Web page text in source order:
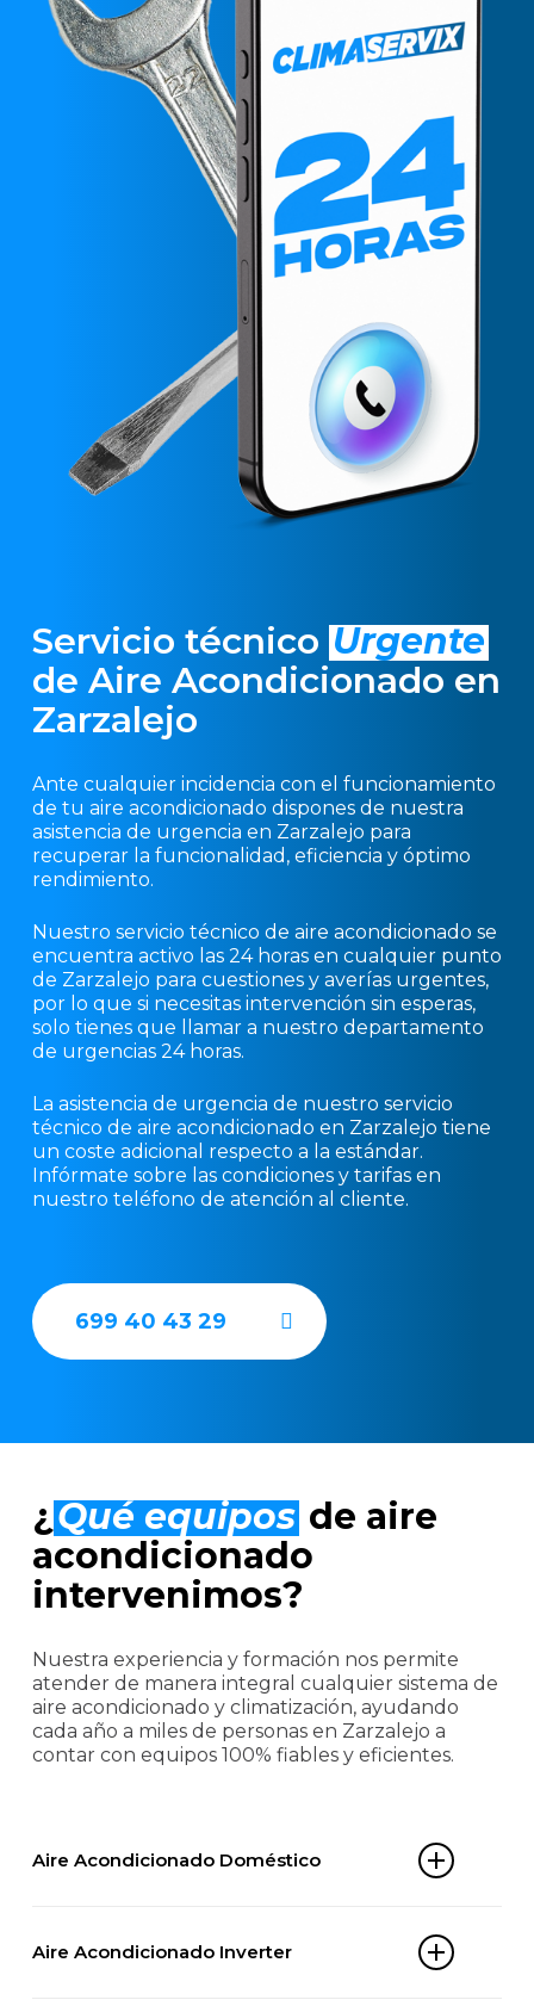
Servicio técnico Urgente
de Aire Acondicionado en
Zarzalejo
Ante cualquier incidencia con el funcionamiento
de tu aire acondicionado dispones de nuestra
asistencia de urgencia en Zarzalejo para
recuperar la funcionalidad, eficiencia y óptimo
rendimiento.
Nuestro servicio técnico de aire acondicionado se
encuentra activo las 24 horas en cualquier punto
de Zarzalejo para cuestiones y averías urgentes,
por lo que si necesitas intervención sin esperas,
solo tienes que llamar a nuestro departamento
de urgencias 24 horas.
La asistencia de urgencia de nuestro servicio
técnico de aire acondicionado en Zarzalejo tiene
un coste adicional respecto a la estándar.
Infórmate sobre las condiciones y tarifas en
nuestro teléfono de atención al cliente.
699 40 43 29
¿Qué equipos de aire
acondicionado
intervenimos?
Nuestra experiencia y formación nos permite
atender de manera integral cualquier sistema de
aire acondicionado y climatización, ayudando
cada año a miles de personas en Zarzalejo a
contar con equipos 100% fiables y eficientes.
Aire Acondicionado Doméstico
Multi-split
Aire Acondicionado Inverter